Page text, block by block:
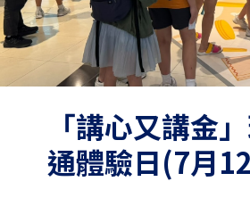
「講心又講金
通體驗日(7月